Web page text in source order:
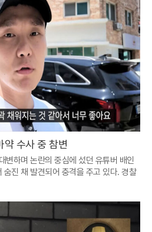
수사 중 참변
변하며 논란의 중심에 섰던 유튜버 배인
진 채 발견되어 충격을 주고 있다. 경찰